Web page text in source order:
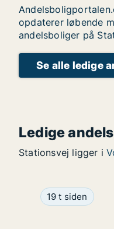
opdaterer løbende
andelsboliger på
Se alle ledige
Ledige
Stationsvej ligger i
Ca. 70 m2
19 t siden